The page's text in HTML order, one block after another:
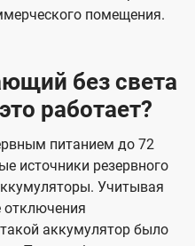
помещения.
без света
работает?
питанием до 72
источники резервного
Учитывая
отключения
аккумулятор было